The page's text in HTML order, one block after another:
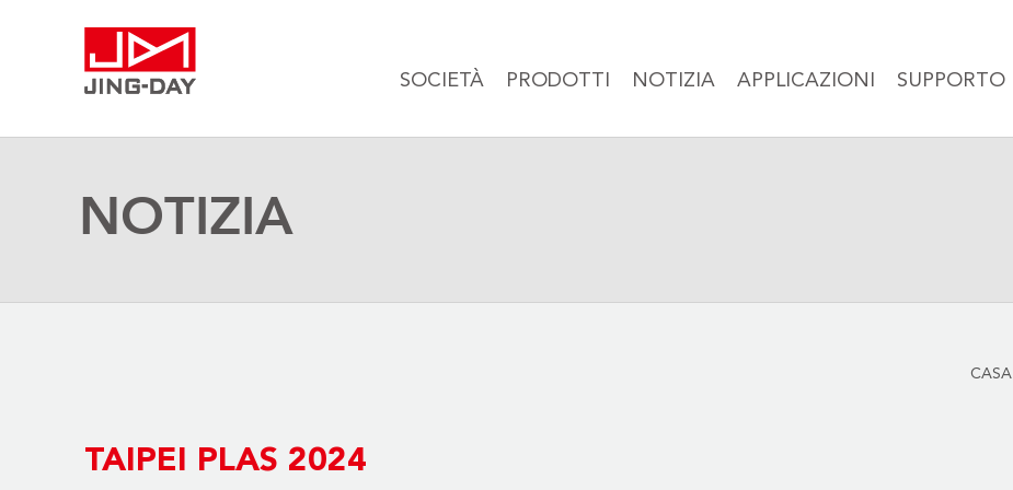
SOCIETÀ PRODOTTI NOTIZIA APPLICAZIONI SUPPORTO
NOTIZIA
CASA
TAIPEI PLAS 2024